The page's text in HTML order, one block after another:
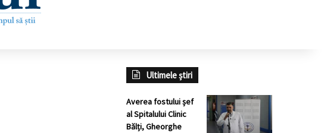
Ultimele știri
Averea fostului șef
al Spitalului Clinic
Bălți, Gheorghe